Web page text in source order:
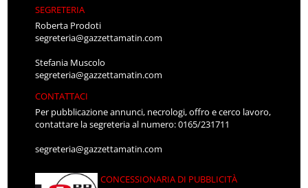
SEGRETERIA
Roberta Prodoti
segreteria@gazzettamatin.com
Stefania Muscolo
segreteria@gazzettamatin.com
CONTATTACI
Per pubblicazione annunci, necrologi, offro e cerco lavoro,
contattare la segreteria al numero: 0165/231711
segreteria@gazzettamatin.com
CONCESSIONARIA DI PUBBLICITÀ